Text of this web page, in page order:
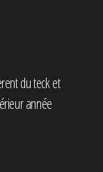
du teck et
année